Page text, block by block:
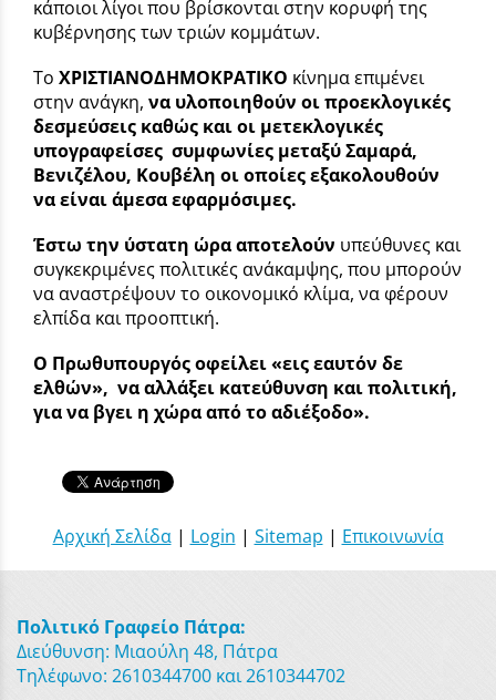
κάποιοι λίγοι που βρίσκονται στην κορυφή της
κυβέρνησης των τριών κομμάτων.
Το ΧΡΙΣΤΙΑΝΟΔΗΜΟΚΡΑΤΙΚΟ κίνημα επιμένει
στην ανάγκη, να υλοποιηθούν οι προεκλογικές
δεσμεύσεις καθώς και οι μετεκλογικές
υπογραφείσες συμφωνίες μεταξύ Σαμαρά,
Βενιζέλου, Κουβέλη οι οποίες εξακολουθούν
να είναι άμεσα εφαρμόσιμες.
Έστω την ύστατη ώρα αποτελούν υπεύθυνες και
συγκεκριμένες πολιτικές ανάκαμψης, που μπορούν
να αναστρέψουν το οικονομικό κλίμα, να φέρουν
ελπίδα και προοπτική.
Ο Πρωθυπουργός οφείλει «εις εαυτόν δε
ελθών», να αλλάξει κατεύθυνση και πολιτική,
για να βγει η χώρα από το αδιέξοδο».
Αρχική Σελίδα| Login | Sitemap | Επικοινωνία
Πολιτικό Γραφείο Πάτρα:
Διεύθυνση: Μιαούλη 48, Πάτρα
Τηλέφωνο: 2610344700 και 2610344702